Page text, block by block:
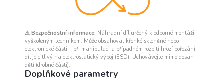
⚠ Bezpečnostní informace: Náhradní díl určený k odborné montáži
vyškoleným technikem. Může obsahovat křehké skleněné nebo
elektronické části – při manipulaci a případném rozbití hrozí pořezání;
díl je citlivý na elektrostatický výboj (ESD). Uchovávejte mimo dosah
dětí (drobné části).
Doplňkové parametry